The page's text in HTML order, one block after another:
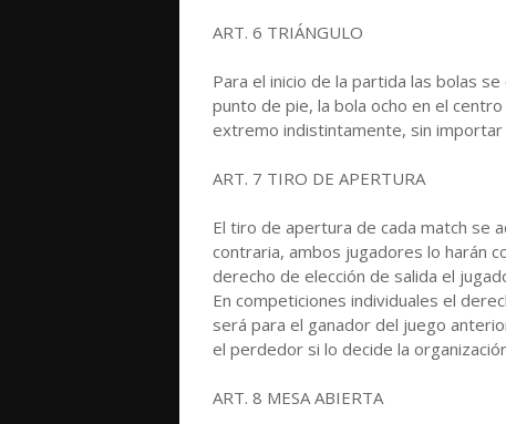
ART. 6 TRIÁNGULO
Para el inicio de la partida las bolas
punto de pie, la bola ocho en el
extremo indistintamente, sin
ART. 7 TIRO DE APERTURA
El tiro de apertura de cada match se
contraria, ambos jugadores lo harán
derecho de elección de salida el
En competiciones individuales el
será para el ganador del juego
el perdedor si lo decide la
ART. 8 MESA ABIERTA